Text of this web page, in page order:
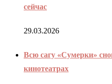
сейчас
29.03.2026
Всю сагу «Сумерки»
кинотеатрах